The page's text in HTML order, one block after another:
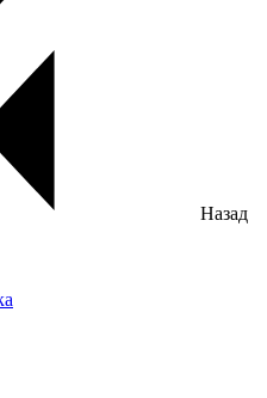
Назад